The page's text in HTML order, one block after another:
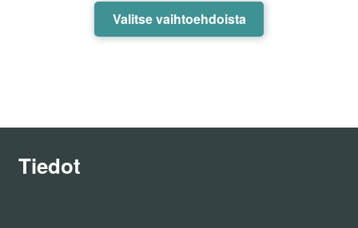
Valitse vaihtoehdoista
Tällä
tuotteella
tehdä
Tiedot